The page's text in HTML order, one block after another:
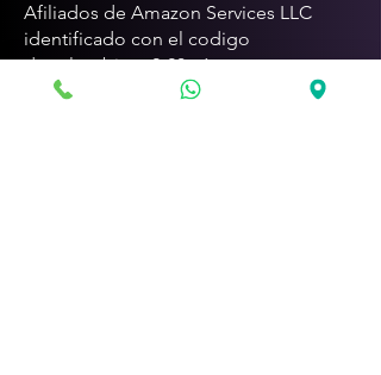
Afiliados de Amazon Services LLC
identificado con el codigo
dpcolombiano2-20 , éste es un
programa de publicidad de afiliados